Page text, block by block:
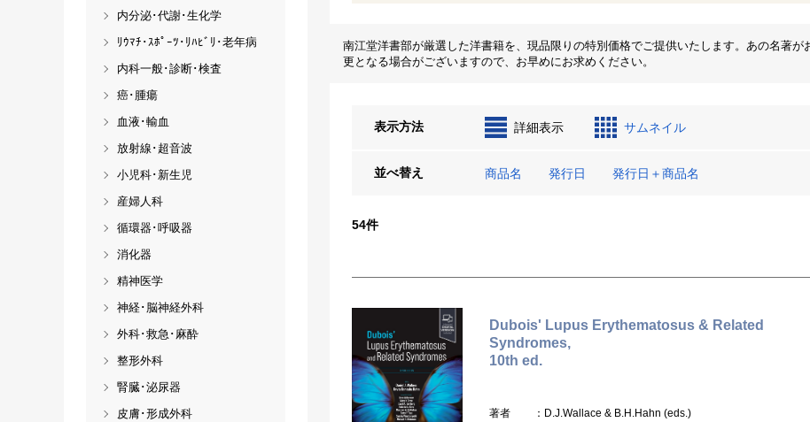
南江堂洋書部が厳選した洋書籍を、現品限りの特別価格でご提供いたします。あの名著
更となる場合がございますので、お早めにお求めください。
表示方法 詳細表示 サムネイル
並べ替え 商品名 発行日 発行日＋商品名
54件
Dubois' Lupus Erythematosus & Related
Syndromes,
10th ed.
著者
：D.J.Wallace & B.H.Hahn (eds.)
内分泌･代謝･生化学
ﾘｳﾏﾁ･ｽﾎﾟｰﾂ･ﾘﾊﾋﾞﾘ･老年病
内科一般･診断･検査
癌･腫瘍
血液･輸血
放射線･超音波
小児科･新生児
産婦人科
循環器･呼吸器
消化器
精神医学
神経･脳神経外科
外科･救急･麻酔
整形外科
腎臓･泌尿器
皮膚･形成外科